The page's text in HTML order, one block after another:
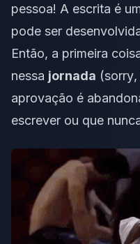
pessoa! A escrita é
pode ser
Então, a primeira
nessa jornada (sorry
aprovação é
escrever ou que